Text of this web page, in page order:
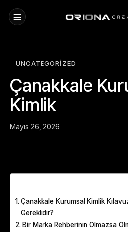
UNCATEGORIZED
Çanakkale
Kimlik
Mayıs 26, 2026
Çanakkale Kurumsal Kimlik
Gereklidir?
Bir Marka Rehberinin Olmazsa